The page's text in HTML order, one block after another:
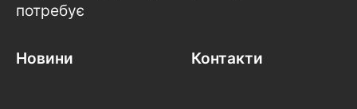
потребує
Новини Контакти